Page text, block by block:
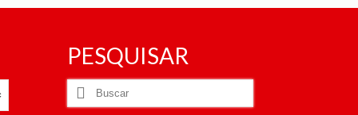
PESQUISAR
Buscar
por: